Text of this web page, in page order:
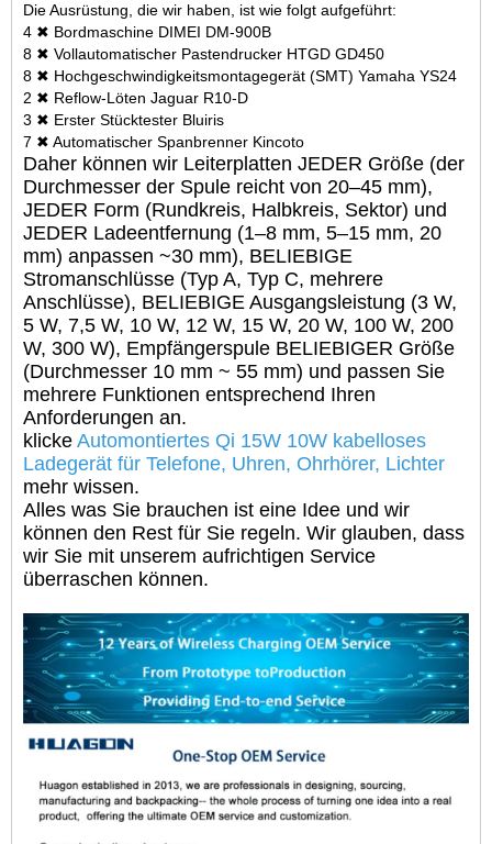
Die Ausrüstung, die wir haben, ist wie folgt aufgeführt:
4 ✖ Bordmaschine DIMEI DM-900B
8 ✖ Vollautomatischer Pastendrucker HTGD GD450
8 ✖ Hochgeschwindigkeitsmontagegerät (SMT) Yamaha YS24
2 ✖ Reflow-Löten Jaguar R10-D
3 ✖ Erster Stücktester Bluiris
7 ✖ Automatischer Spanbrenner Kincoto
Daher können wir Leiterplatten JEDER Größe (der
Durchmesser der Spule reicht von 20–45 mm),
JEDER Form (Rundkreis, Halbkreis, Sektor) und
JEDER Ladeentfernung (1–8 mm, 5–15 mm, 20
mm) anpassen ~30 mm), BELIEBIGE
Stromanschlüsse (Typ A, Typ C, mehrere
Anschlüsse), BELIEBIGE Ausgangsleistung (3 W,
5 W, 7,5 W, 10 W, 12 W, 15 W, 20 W, 100 W, 200
W, 300 W), Empfängerspule BELIEBIGER Größe
(Durchmesser 10 mm ~ 55 mm) und passen Sie
mehrere Funktionen entsprechend Ihren
Anforderungen an.
klicke Automontiertes Qi 15W 10W kabelloses
Ladegerät für Telefone, Uhren, Ohrhörer, Lichter
mehr wissen.
Alles was Sie brauchen ist eine Idee und wir
können den Rest für Sie regeln. Wir glauben, dass
wir Sie mit unserem aufrichtigen Service
überraschen können.